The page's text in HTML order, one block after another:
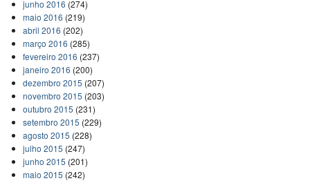
junho 2016 (274)
maio 2016 (219)
abril 2016 (202)
março 2016 (285)
fevereiro 2016 (237)
janeiro 2016 (200)
dezembro 2015 (207)
novembro 2015 (203)
outubro 2015 (231)
setembro 2015 (229)
agosto 2015 (228)
julho 2015 (247)
junho 2015 (201)
maio 2015 (242)